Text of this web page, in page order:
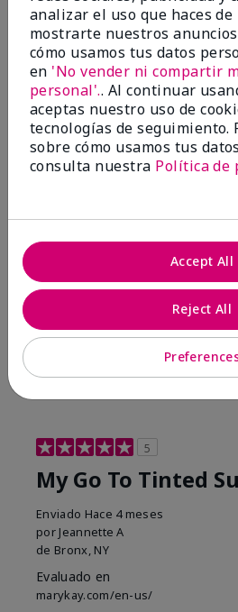
I have been wearing the cc
absolutely love it. Its not cakey
blends effortlessly. I get
10/10 I definitely recommend.
Mostrar Traducción
Walking in victory
Sí, recomendaría a
¿Le ha resultado
23 0
Marcar esta opinión
5
My Go To Tinted
Enviado Hace 4 meses
por Jeannette A
de Bronx, NY
Evaluado en
marykay.com/en-us/
analizar el uso que haces
mostrarte nuestros
cómo usamos tus datos
en 'No vender ni compartir
personal'.. Al continuar
aceptas nuestro uso de
tecnologías de seguimiento.
sobre cómo usamos tus
consulta nuestra Política de
Reject All
Accept All